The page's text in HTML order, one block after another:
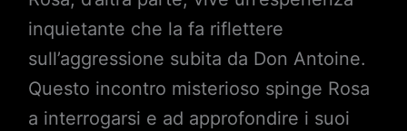
inquietante che la fa riflettere
sull’aggressione subita da Don Antoine.
Questo incontro misterioso spinge Rosa
a interrogarsi e ad approfondire i suoi